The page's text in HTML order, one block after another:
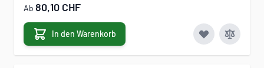
Ab 80,10 CHF
In den Warenkorb